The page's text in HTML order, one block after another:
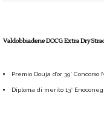
Valdobbiadene DOCG Extra Dry
Premio Douja d’or 39° Concorso
Diploma di merito 13°